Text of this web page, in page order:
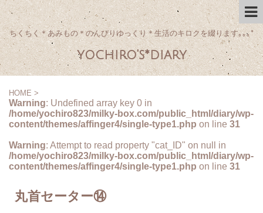
ちくちく＊あみもの＊のんびりゆっくり＊生活のキロクを綴ります｡｡｡*
yochiro's*diary
HOME >
Warning: Undefined array key 0 in
/home/yochiro823/milky-box.com/public_html/diary/wp-
content/themes/affinger4/single-type1.php on line 31
Warning: Attempt to read property "cat_ID" on null in
/home/yochiro823/milky-box.com/public_html/diary/wp-
content/themes/affinger4/single-type1.php on line 31
丸首セーター⑭